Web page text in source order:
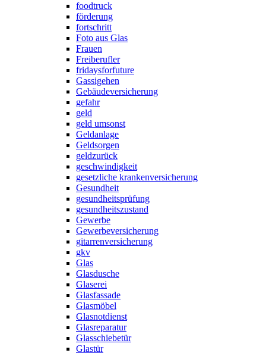
foodtruck
förderung
fortschritt
Foto aus Glas
Frauen
Freiberufler
fridaysforfuture
Gassigehen
Gebäudeversicherung
gefahr
geld
geld umsonst
Geldanlage
Geldsorgen
geldzurück
geschwindigkeit
gesetzliche krankenversicherung
Gesundheit
gesundheitsprüfung
gesundheitszustand
Gewerbe
Gewerbeversicherung
gitarrenversicherung
gkv
Glas
Glasdusche
Glaserei
Glasfassade
Glasmöbel
Glasnotdienst
Glasreparatur
Glasschiebetür
Glastür